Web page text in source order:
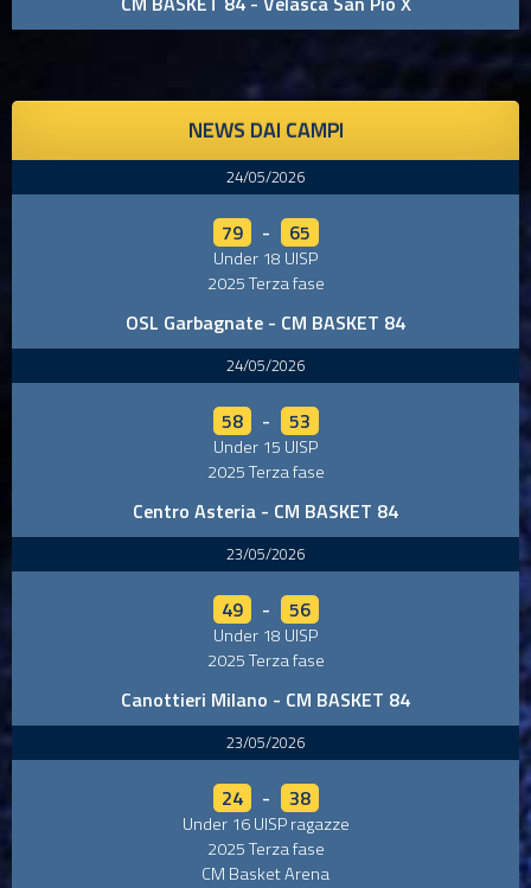
NEWS DAI CAMPI
24/05/2026
79 - 65
Under 18 UISP
2025 Terza fase
OSL Garbagnate - CM BASKET 84
24/05/2026
58 - 53
Under 15 UISP
2025 Terza fase
Centro Asteria - CM BASKET 84
23/05/2026
49 - 56
Under 18 UISP
2025 Terza fase
Canottieri Milano - CM BASKET 84
23/05/2026
24 - 38
Under 16 UISP ragazze
2025 Terza fase
CM Basket Arena